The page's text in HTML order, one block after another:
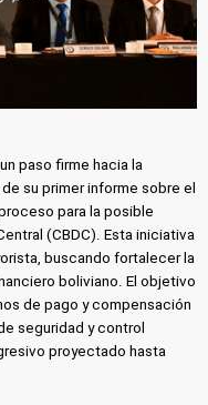
paso firme hacia la
su primer informe sobre el
para la posible
(CBDC). Esta iniciativa
buscando fortalecer la
boliviano. El objetivo
de pago y compensación
seguridad y control
proyectado hasta